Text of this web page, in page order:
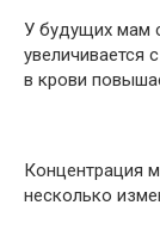
У будущих мам
увеличивается
в крови
Концентрация
несколько